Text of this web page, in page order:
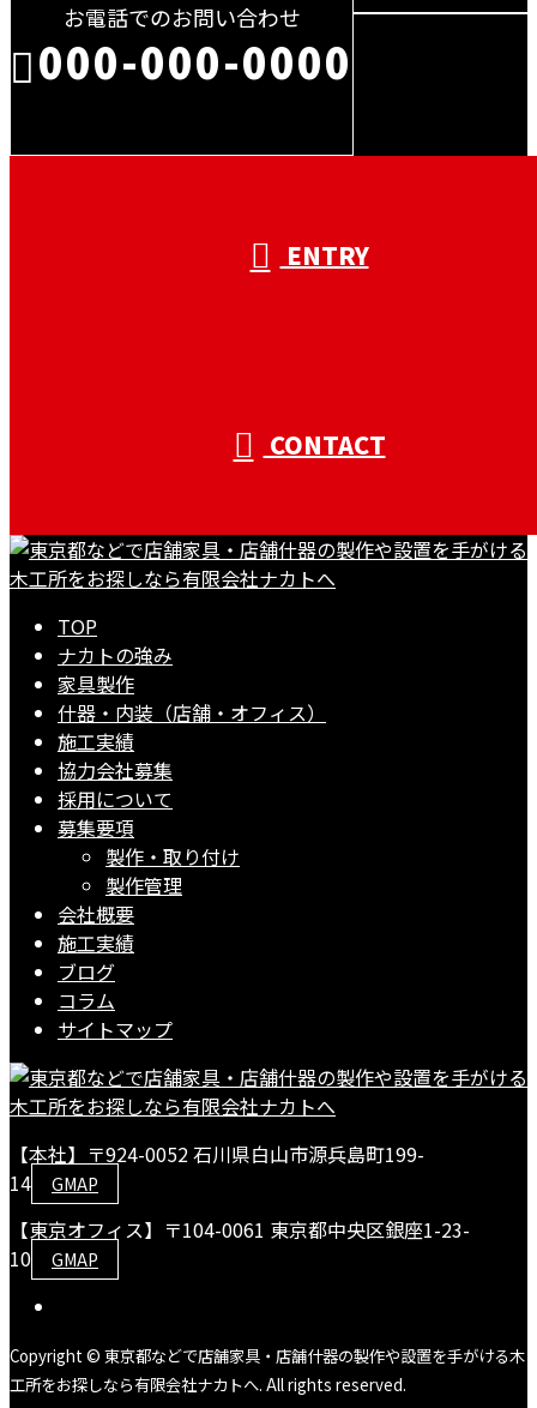
お電話でのお問い合わせ
000-000-0000
ENTRY
CONTACT
TOP
ナカトの強み
家具製作
什器・内装（店舗・オフィス）
施工実績
協力会社募集
採用について
募集要項
製作・取り付け
製作管理
会社概要
施工実績
ブログ
コラム
サイトマップ
【本社】〒924-0052 石川県白山市源兵島町199-
14
GMAP
【東京オフィス】〒104-0061 東京都中央区銀座1-23-
10
GMAP
Copyright © 東京都などで店舗家具・店舗什器の製作や設置を手がける木
工所をお探しなら有限会社ナカトへ. All rights reserved.